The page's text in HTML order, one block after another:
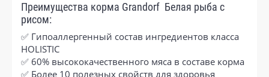
Преимущества корма Grandorf Белая рыба с
рисом:
✅ Гипоаллергенный состав ингредиентов класса
HOLISTIC
✅ 60% высококачественного мяса в составе корма
✅ Более 10 полезных свойств для здоровья